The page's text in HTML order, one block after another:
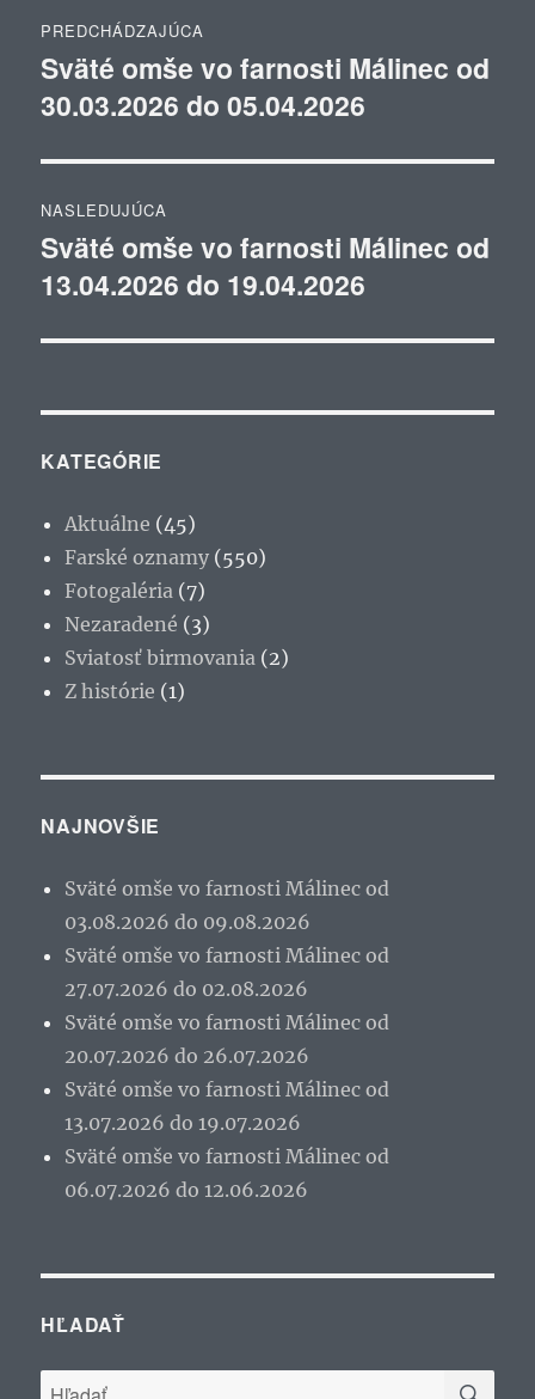
v
článku
PREDCHÁDZAJÚCA
Predchádzajúci
článok:
Sväté omše vo farnosti Málinec od
30.03.2026 do 05.04.2026
NASLEDUJÚCA
Ďalší
článok:
Sväté omše vo farnosti Málinec od
13.04.2026 do 19.04.2026
KATEGÓRIE
Aktuálne (45)
Farské oznamy (550)
Fotogaléria (7)
Nezaradené (3)
Sviatosť birmovania (2)
Z histórie (1)
NAJNOVŠIE
Sväté omše vo farnosti Málinec od
03.08.2026 do 09.08.2026
Sväté omše vo farnosti Málinec od
27.07.2026 do 02.08.2026
Sväté omše vo farnosti Málinec od
20.07.2026 do 26.07.2026
Sväté omše vo farnosti Málinec od
13.07.2026 do 19.07.2026
Sväté omše vo farnosti Málinec od
06.07.2026 do 12.06.2026
HĽADAŤ
Hľadať: